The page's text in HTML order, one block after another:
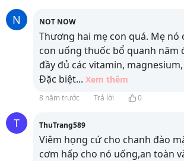
N NOT NOW
Thương hai mẹ con quá. Mẹ nó
con uống thuốc bổ quanh năm
đầy đủ các vitamin,
Đặc biệt... Xem thêm
8 năm trước Trả lời 0
T ThuTrang589
Viêm họng cứ cho chanh đào
cơm hấp cho nó uống,an toàn